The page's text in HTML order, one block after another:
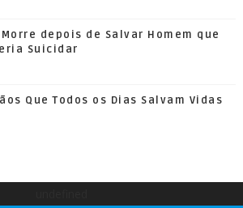
depois de Salvar Homem que
Suicidar
Que Todos os Dias Salvam Vidas